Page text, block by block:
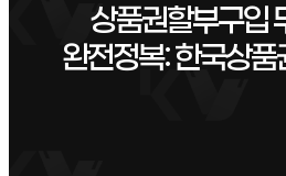
상품권할부구입
완전정복: 한국상